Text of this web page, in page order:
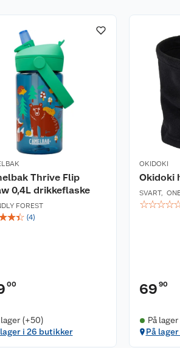
Thrive Flip
0,4L drikkeflaske
FOREST
☆☆ (4)
00
lager (+50)
lager i 26 butikker
OKIDOKI
Okidoki
SVART,
☆☆☆☆
69 90
På
På